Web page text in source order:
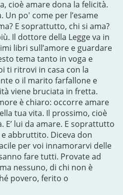
cioè amare dona la felicità.
Un po' come per l’esame
E soprattutto, chi si ama?
Il dottore della Legge va in
libri sull’amore e guardare
tema tanto in voga e
ti ritrovi in casa con la
o il marito farfallone e
viene bruciata in fretta.
è chiaro: occorre amare
tua vita. Il prossimo, cioè
E’ lui da amare. E soprattutto
abbruttito. Diceva don
per voi innamorarvi delle
fare tutti. Provate ad
nessuno, di chi non è
povero, ferito o